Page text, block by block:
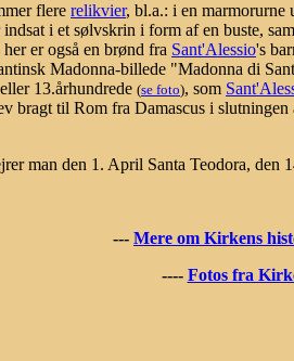
flere relikvier, bl.a.: i en marmorurne
i et sølvskrin i form af en buste,
er også en brønd fra Sant'Alessio's
Madonna-billede "Madonna di
13.århundrede (se foto), som
bragt til Rom fra Damascus i
man den 1. April Santa Teodora, den
--- Mere om Kirkens
---- Fotos fra